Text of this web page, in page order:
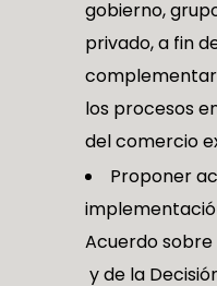
gobierno,
privado, a fin
los procesos
del comercio
Proponer
Acuerdo
y de la